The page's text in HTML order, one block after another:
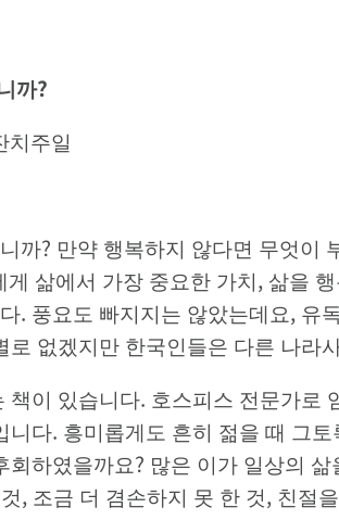
까?
치주일
까? 만약 행복하지 않다면 무엇이
삶에서 가장 중요한 가치, 삶을
. 풍요도 빠지지는 않았는데요,
로 없겠지만 한국인들은 다른 나
책이 있습니다. 호스피스 전문가로
니다. 흥미롭게도 흔히 젊을 때 그
회하였을까요? 많은 이가 일상의
, 조금 더 겸손하지 못 한 것, 친절